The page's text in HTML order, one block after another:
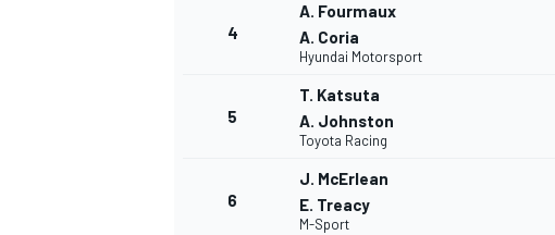
4
A. Fourmaux
A. Coria
Hyundai Motorsport
5
T. Katsuta
A. Johnston
Toyota Racing
6
J. McErlean
E. Treacy
M-Sport